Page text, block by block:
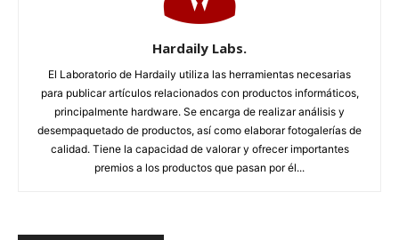
Hardaily Labs.
El Laboratorio de Hardaily utiliza las herramientas necesarias
para publicar artículos relacionados con productos informáticos,
principalmente hardware. Se encarga de realizar análisis y
desempaquetado de productos, así como elaborar fotogalerías de
calidad. Tiene la capacidad de valorar y ofrecer importantes
premios a los productos que pasan por él...